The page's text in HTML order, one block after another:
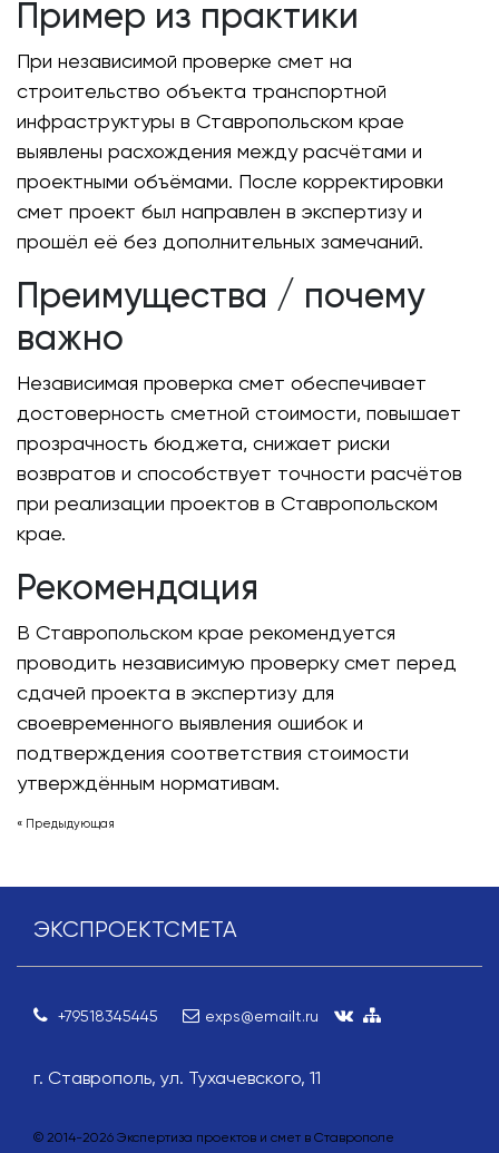
Пример из практики
При независимой проверке смет на
строительство объекта транспортной
инфраструктуры в Ставропольском крае
выявлены расхождения между расчётами и
проектными объёмами. После корректировки
смет проект был направлен в экспертизу и
прошёл её без дополнительных замечаний.
Преимущества / почему
важно
Независимая проверка смет обеспечивает
достоверность сметной стоимости, повышает
прозрачность бюджета, снижает риски
возвратов и способствует точности расчётов
при реализации проектов в Ставропольском
крае.
Рекомендация
В Ставропольском крае рекомендуется
проводить независимую проверку смет перед
сдачей проекта в экспертизу для
своевременного выявления ошибок и
подтверждения соответствия стоимости
утверждённым нормативам.
« Предыдующая
ЭКСПРОЕКТСМЕТА
+79518345445 exps@emailt.ru
г. Ставрополь, ул. Тухачевского, 11
© 2014-2026 Экспертиза проектов и смет в Ставрополе